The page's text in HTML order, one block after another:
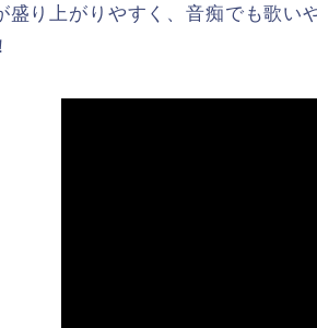
盛り上がりやすく、音痴でも歌い